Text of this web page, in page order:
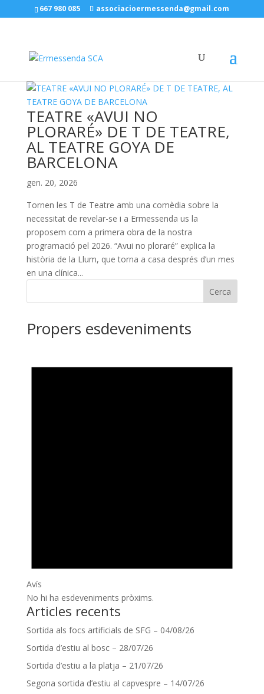
667 980 085 associacioermessenda@gmail.com
TEATRE «AVUI NO
PLORARÉ» DE T DE TEATRE,
AL TEATRE GOYA DE
BARCELONA
gen. 20, 2026
Tornen les T de Teatre amb una comèdia sobre la
necessitat de revelar-se i a Ermessenda us la
proposem com a primera obra de la nostra
programació pel 2026. “Avui no ploraré” explica la
història de la Llum, que torna a casa després d’un mes
en una clínica...
Cerca
Propers esdeveniments
Avís
No hi ha esdeveniments pròxims.
Articles recents
Sortida als focs artificials de SFG – 04/08/26
Sortida d’estiu al bosc – 28/07/26
Sortida d’estiu a la platja – 21/07/26
Segona sortida d’estiu al capvespre – 14/07/26